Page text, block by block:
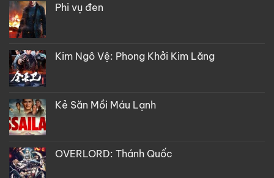
Phi vụ đen
Kim Ngô Vệ: Phong Khởi Kim Lăng
Kẻ Săn Mồi Máu Lạnh
OVERLORD: Thánh Quốc